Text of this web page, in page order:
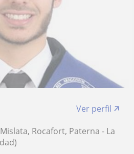
Ver perfil
Rocafort, Paterna - La